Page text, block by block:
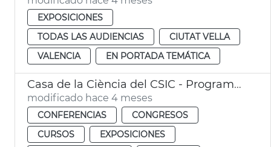
EXPOSICIONES
TODAS LAS AUDIENCIAS
CIUTAT VELLA
VALENCIA
EN PORTADA TEMÁTICA
Casa de la Ciència del CSIC - Programación
modificado hace 4 meses
CONFERENCIAS
CONGRESOS
CURSOS
EXPOSICIONES